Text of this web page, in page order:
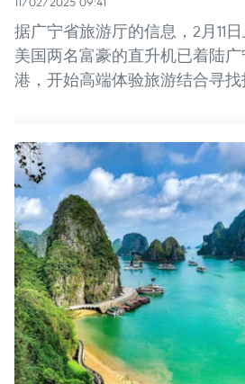
据广宁省旅游厅的信息，2月11
美国两名富豪的直升机已着陆
港，开始高端体验旅游结合寻找